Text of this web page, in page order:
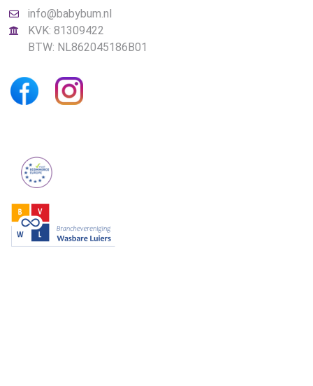
info@babybum.nl
KVK: 81309422
BTW: NL862045186B01